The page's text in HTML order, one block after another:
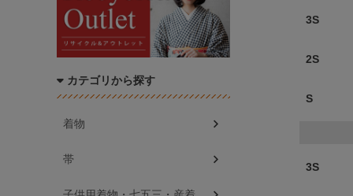
3S
2S
S
3S
カテゴリから探す
着物
帯